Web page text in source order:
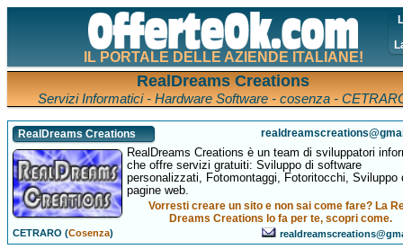
IL PORTALE DELLE AZIENDE ITALIANE!
RealDreams Creations
Servizi Informatici - Hardware Software - cosenza -
RealDreams Creations
RealDreams Creations è un team di sviluppatori
che offre servizi gratuiti: Sviluppo di software
personalizzati, Fotomontaggi, Fotoritocchi, Sviluppo
pagine web.
Vorresti creare un sito e non sai come fare? La
Dreams Creations lo fa per te, scopri come.
CETRARO (Cosenza)